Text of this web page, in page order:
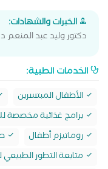
الخبرات والشهادات:
دكتور وليد عبد المنعم
الخدمات الطبية:
الأطفال المبتسرين
برامج غذائية مخصصة
روماتيزم أطفال
متابعة التطور